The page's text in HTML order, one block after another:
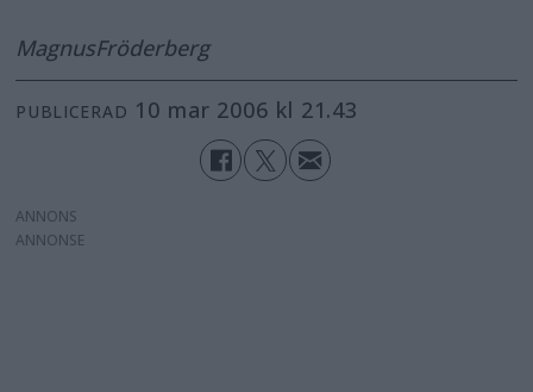
MagnusFröderberg
PUBLICERAD 10 mar 2006 kl 21.43
ANNONS